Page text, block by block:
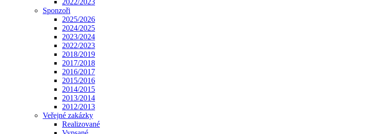
2022/2023
Sponzoři
2025/2026
2024/2025
2023/2024
2022/2023
2018/2019
2017/2018
2016/2017
2015/2016
2014/2015
2013/2014
2012/2013
Veřejné zakázky
Realizované